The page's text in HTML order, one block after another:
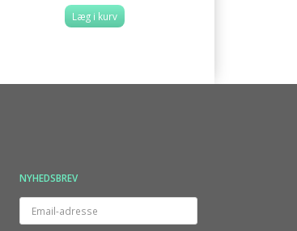
Læg i kurv
NYHEDSBREV
Email-
adresse